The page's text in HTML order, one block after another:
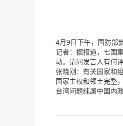
4月9日下午，国防部
记者：据报道，七国
动。请问发言人有何评
张晓刚：有关国家和
国家主权和领土完整
台湾问题纯属中国内